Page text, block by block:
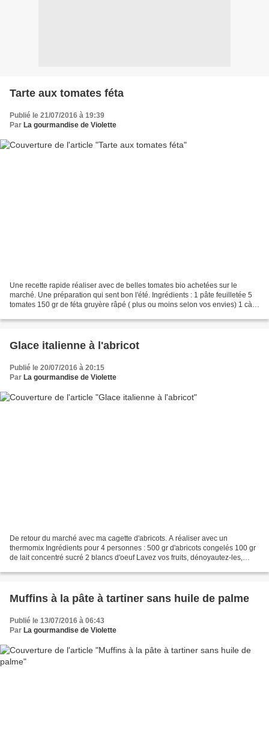
Tarte aux tomates féta
Publié le 21/07/2016 à 19:39
Par La gourmandise de Violette
Une recette rapide réaliser avec de belles tomates bio achetées sur le
marché. Une préparation qui sent bon l'été. Ingrédients : 1 pâte feuilletée 5
tomates 150 gr de féta gruyère râpé ( plus ou moins selon vos envies) 1 càc
Glace italienne à l'abricot
Publié le 20/07/2016 à 20:15
Par La gourmandise de Violette
De retour du marché avec ma cagette d'abricots. A réaliser avec un
thermomix Ingrédients pour 4 personnes : 500 gr d'abricots congelés 100 gr
de lait concentré sucré 2 blancs d'oeuf Lavez vos fruits, dénoyautez-les,
Muffins à la pâte à tartiner sans huile de palme
Publié le 13/07/2016 à 06:43
Par La gourmandise de Violette